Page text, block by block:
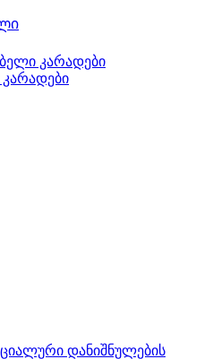
კარადები
დანიშნულების